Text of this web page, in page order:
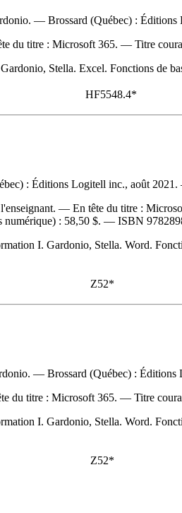
— Brossard (Québec) :
du titre : Microsoft 365. — Titre
Stella. Excel. Fonctions de
HF5548.4*
: Éditions Logitell inc., août
l'enseignant. — En tête du titre :
numérique) : 58,50 $. — ISBN
I. Gardonio, Stella. Word.
Z52*
— Brossard (Québec) :
du titre : Microsoft 365. — Titre
I. Gardonio, Stella. Word.
Z52*